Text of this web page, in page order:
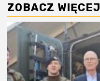
ZOBACZ WIĘCEJ